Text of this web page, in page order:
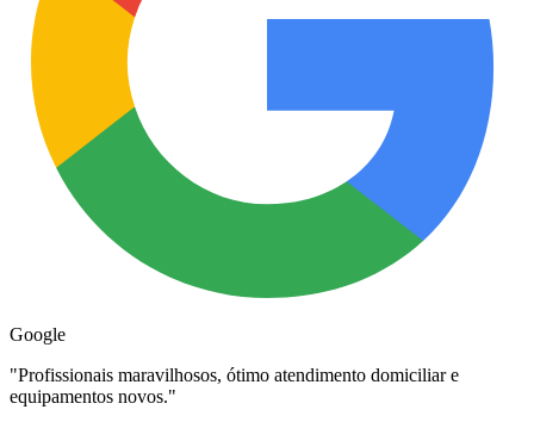
Google
"Profissionais maravilhosos, ótimo atendimento domiciliar e
equipamentos novos."